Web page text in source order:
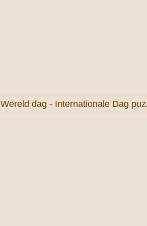
Wereld dag - Internationale Dag